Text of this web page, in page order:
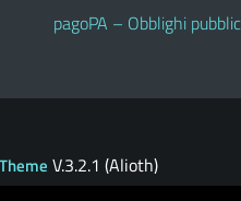
pagoPA – Obblighi
V.3.2.1 (Alioth)